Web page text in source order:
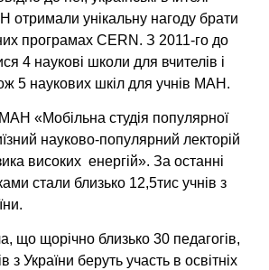
отримали унікальну нагоду брати
програмах CERN. З 2011-го до
4 наукові школи для вчителів і
5 наукових шкіл для учнів МАН.
«Мобільна студія популярної
науково-популярний лекторій
високих енергій». За останні
стали близько 12,5тис учнів з
що щорічно близько 30 педагогів,
з України беруть участь в освітніх